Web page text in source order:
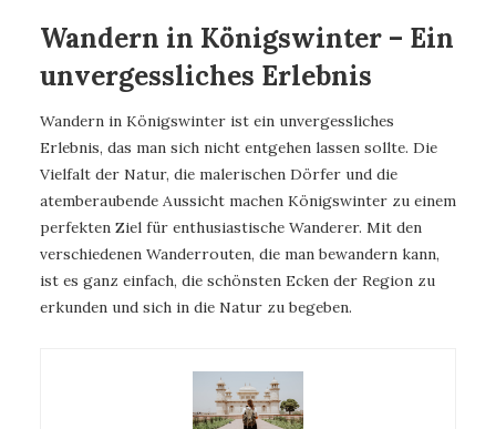
Wandern in Königswinter – Ein
unvergessliches Erlebnis
Wandern in Königswinter ist ein unvergessliches
Erlebnis, das man sich nicht entgehen lassen sollte. Die
Vielfalt der Natur, die malerischen Dörfer und die
atemberaubende Aussicht machen Königswinter zu einem
perfekten Ziel für enthusiastische Wanderer. Mit den
verschiedenen Wanderrouten, die man bewandern kann,
ist es ganz einfach, die schönsten Ecken der Region zu
erkunden und sich in die Natur zu begeben.